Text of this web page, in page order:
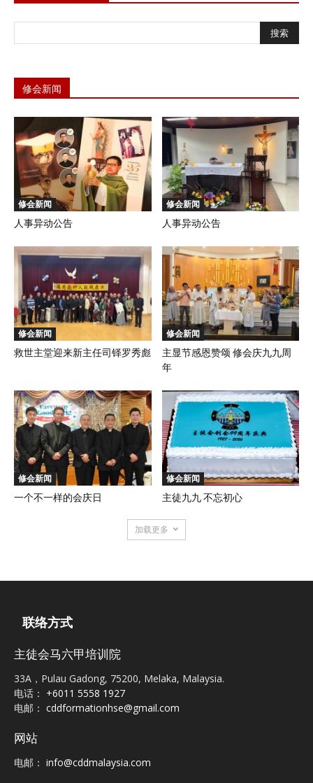
修会新闻
修会新闻
人事异动公告
修会新闻
人事异动公告
修会新闻
救世主堂迎来新主任司铎罗秀彪
修会新闻
主显节感恩赞颂 修会庆九九周
年
修会新闻
一个不一样的会庆日
修会新闻
主徒九九 不忘初心
加载更多
联络方式
主徒会马六甲培训院
33A，Pulau Gadong, 75200, Melaka, Malaysia.
电话： +6011 5558 1927
电邮： cddformationhse@gmail.com
网站
电邮： info@cddmalaysia.com